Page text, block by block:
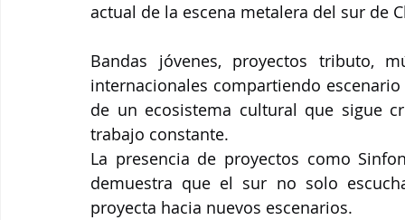
actual de la escena metalera del sur de
Bandas jóvenes, proyectos tributo,
internacionales compartiendo
de un ecosistema cultural que sigue
trabajo constante.
La presencia de proyectos como
demuestra que el sur no solo
proyecta hacia nuevos escenarios.